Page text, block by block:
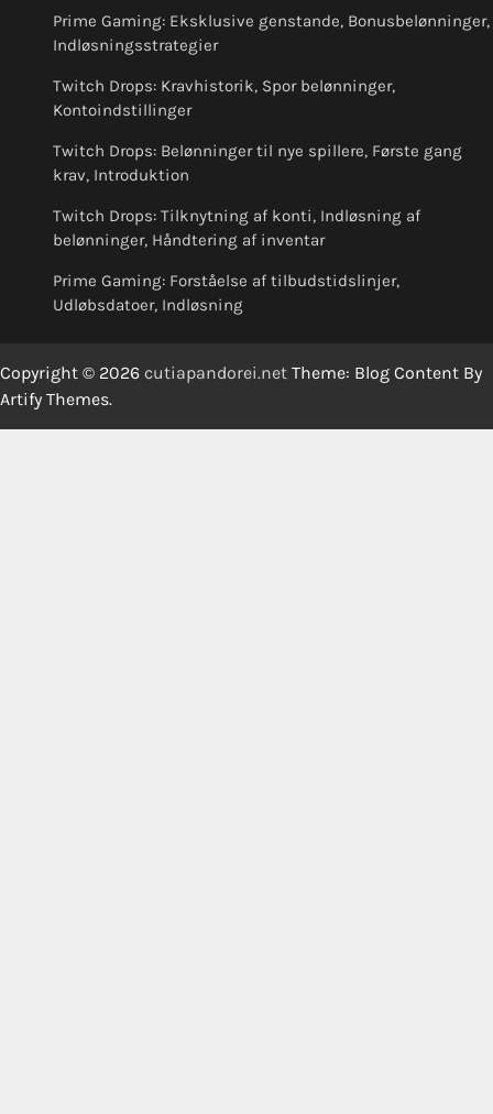
Prime Gaming: Eksklusive genstande, Bonusbelønninger,
Indløsningsstrategier
Twitch Drops: Kravhistorik, Spor belønninger,
Kontoindstillinger
Twitch Drops: Belønninger til nye spillere, Første gang
krav, Introduktion
Twitch Drops: Tilknytning af konti, Indløsning af
belønninger, Håndtering af inventar
Prime Gaming: Forståelse af tilbudstidslinjer,
Udløbsdatoer, Indløsning
Copyright © 2026 cutiapandorei.net Theme: Blog Content By
Artify Themes.